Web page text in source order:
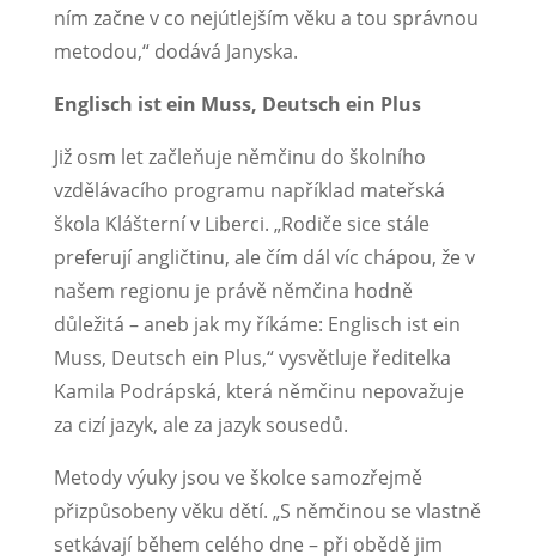
ním začne v co nejútlejším věku a tou správnou
metodou,“ dodává Janyska.
Englisch ist ein Muss, Deutsch ein Plus
Již osm let začleňuje němčinu do školního
vzdělávacího programu například mateřská
škola Klášterní v Liberci. „Rodiče sice stále
preferují angličtinu, ale čím dál víc chápou, že v
našem regionu je právě němčina hodně
důležitá – aneb jak my říkáme: Englisch ist ein
Muss, Deutsch ein Plus,“ vysvětluje ředitelka
Kamila Podrápská, která němčinu nepovažuje
za cizí jazyk, ale za jazyk sousedů.
Metody výuky jsou ve školce samozřejmě
přizpůsobeny věku dětí. „S němčinou se vlastně
setkávají během celého dne – při obědě jim